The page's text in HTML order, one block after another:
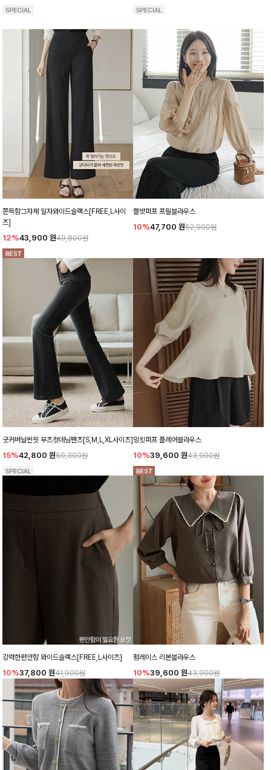
쫀득함그자체 일자와이드슬랙스[FREE,L사이
즈]
12%43,900 원49,800원
캘밧퍼프 프릴블라우스
10%47,700 원52,900원
굿커버날씬핏 부츠컷데님팬츠[S,M,L,XL사이즈]
15%42,800 원50,300원
밍킷퍼프 플레어블라우스
10%39,600 원43,900원
강력한편안함 와이드슬랙스[FREE,L사이즈]
10%37,800 원41,900원
펌레이스 리본블라우스
10%39,600 원43,900원